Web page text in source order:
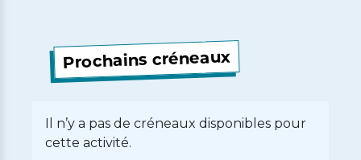
Prochains créneaux
Il n’y a pas de créneaux disponibles pour
cette activité.